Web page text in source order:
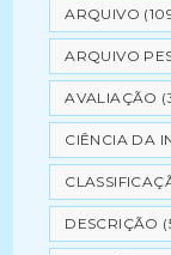
ARQUIVO
ARQUIVO
AVALIAÇÃO
CIÊNCIA DA
DESCRIÇÃO